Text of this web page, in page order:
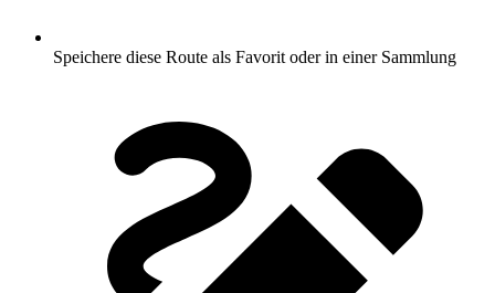
Speichere diese Route als Favorit oder in einer Sammlung